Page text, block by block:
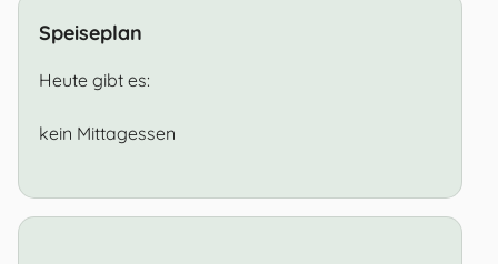
Speiseplan
Heute gibt es:
kein Mittagessen